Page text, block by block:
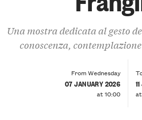
Una mostra dedicata al gesto
conoscenza,
From Wednesday
07 JANUARY 2026
at 10:00